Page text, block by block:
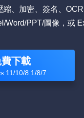
縮、加密、簽名、
Word/PPT/圖像，或
下載
11/10/8.1/8/7